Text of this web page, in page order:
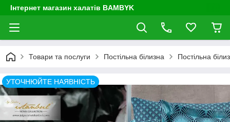
Інтернет магазин халатів BAMBYK
Товари та послуги Постільна білизна Постільна
УТОЧНЮЙТЕ НАЯВНІСТЬ